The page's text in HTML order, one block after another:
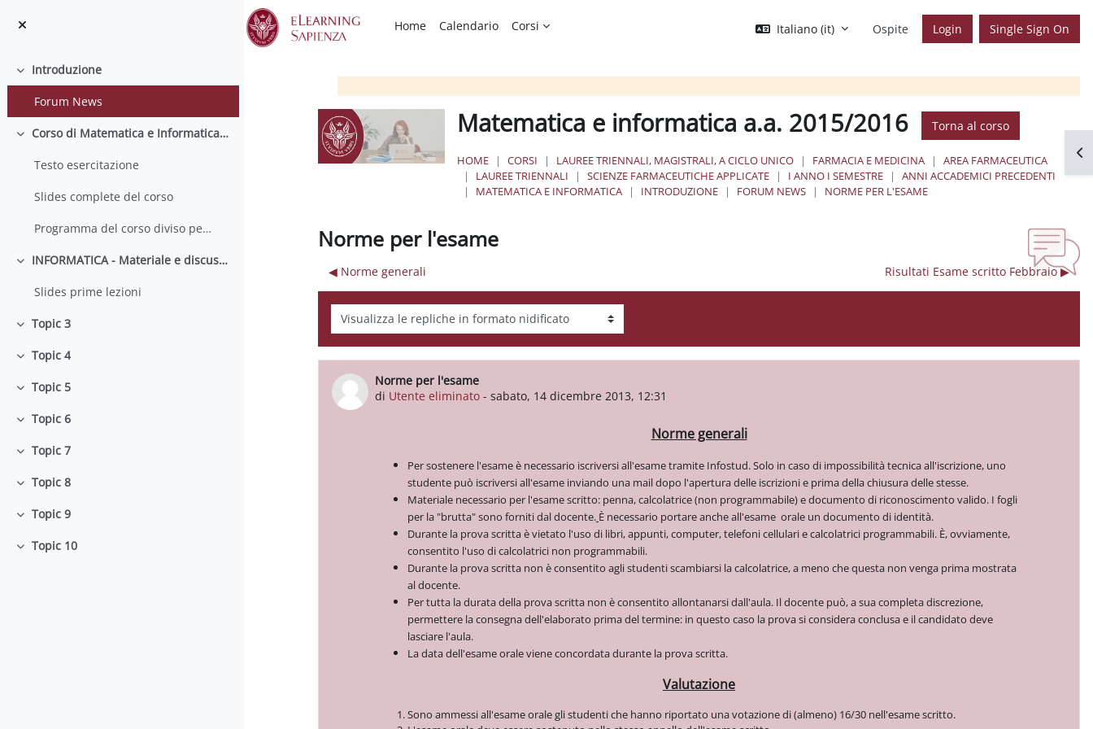
Home
Calendario Corsi Italiano ‎(it)‎ Ospite Login Single Sign On
Minimizza
Introduzione
Forum News
Minimizza Corso di Matematica e Informatica - a.a. 2015/2016
Testo esercitazione
Slides complete del corso
Programma del corso diviso per lezioni
Minimizza INFORMATICA - Materiale e discussione
Slides prime lezioni
Minimizza
Topic 3
Minimizza
Topic 4
Minimizza
Topic 5
Minimizza
Topic 6
Minimizza
Topic 7
Minimizza
Topic 8
Minimizza
Topic 9
Minimizza
Topic 10
Matematica e informatica a.a. 2015/2016 Torna al corso
HOME CORSI LAUREE TRIENNALI, MAGISTRALI, A CICLO UNICO FARMACIA E MEDICINA
AREA FARMACEUTICA
LAUREE TRIENNALI
SCIENZE FARMACEUTICHE APPLICATE I ANNO I SEMESTRE
ANNI ACCADEMICI PRECEDENTI
MATEMATICA E INFORMATICA
INTRODUZIONE FORUM NEWS NORME PER L'ESAME
Norme per l'esame
◀︎ Norme generali Risultati Esame scritto Febbraio ▶︎
Modalità visualizzazione
Norme per l'esame
di Utente eliminato - sabato, 14 dicembre 2013, 12:31
Numero di risposte: 0
Norme generali
Per sostenere l'esame è necessario iscriversi all'esame tramite Infostud. Solo in caso di impossibilità tecnica all'iscrizione, uno
studente può iscriversi all'esame inviando una mail dopo l'apertura delle iscrizioni e prima della chiusura delle stesse.
Materiale necessario per l'esame scritto: penna, calcolatrice (non programmabile) e documento di riconoscimento valido. I fogli
per la "brutta" sono forniti dal docente. È necessario portare anche all'esame orale un documento di identità.
Durante la prova scritta è vietato l'uso di libri, appunti, computer, telefoni cellulari e calcolatrici programmabili. È, ovviamente,
consentito l'uso di calcolatrici non programmabili.
Durante la prova scritta non è consentito agli studenti scambiarsi la calcolatrice, a meno che questa non venga prima mostrata
al docente.
Per tutta la durata della prova scritta non è consentito allontanarsi dall'aula. Il docente può, a sua completa discrezione,
permettere la consegna dell'elaborato prima del termine: in questo caso la prova si considera conclusa e il candidato deve
lasciare l'aula.
La data dell'esame orale viene concordata durante la prova scritta.
Valutazione
Sono ammessi all'esame orale gli studenti che hanno riportato una votazione di (almeno) 16/30 nell'esame scritto.